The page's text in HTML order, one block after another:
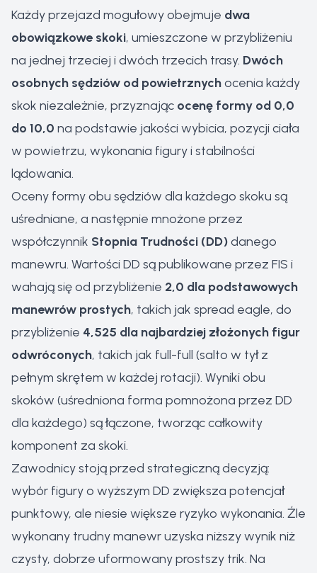
Każdy przejazd mogułowy obejmuje dwa
obowiązkowe skoki, umieszczone w przybliżeniu
na jednej trzeciej i dwóch trzecich trasy. Dwóch
osobnych sędziów od powietrznychocenia każdy
skok niezależnie, przyznając ocenę formy od 0,0
do 10,0 na podstawie jakości wybicia, pozycji ciała
w powietrzu, wykonania figury i stabilności
lądowania.
Oceny formy obu sędziów dla każdego skoku są
uśredniane, a następnie mnożone przez
współczynnik Stopnia Trudności (DD)danego
manewru. Wartości DD są publikowane przez FIS i
wahają się od przybliżenie 2,0 dla podstawowych
manewrów prostych, takich jak spread eagle, do
przybliżenie 4,525 dla najbardziej złożonych figur
odwróconych, takich jak full-full (salto w tył z
pełnym skrętem w każdej rotacji). Wyniki obu
skoków (uśredniona forma pomnożona przez DD
dla każdego) są łączone, tworząc całkowity
komponent za skoki.
Zawodnicy stoją przed strategiczną decyzją:
wybór figury o wyższym DD zwiększa potencjał
punktowy, ale niesie większe ryzyko wykonania. Źle
wykonany trudny manewr uzyska niższy wynik niż
czysty, dobrze uformowany prostszy trik. Na